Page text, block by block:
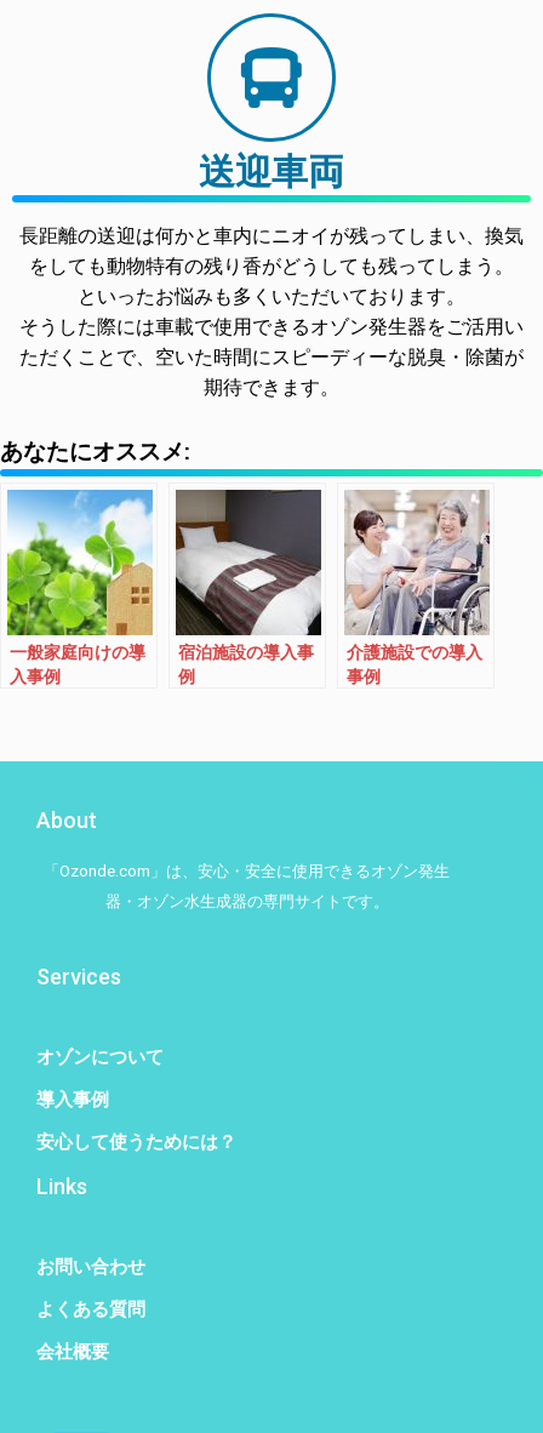
送迎車両
長距離の送迎は何かと車内にニオイが残ってしまい、換気
をしても動物特有の残り香がどうしても残ってしまう。
といったお悩みも多くいただいております。
そうした際には車載で使用できるオゾン発生器をご活用い
ただくことで、空いた時間にスピーディーな脱臭・除菌が
期待できます。
あなたにオススメ:
一般家庭向けの導
入事例
宿泊施設の導入事
例
介護施設での導入
事例
About
「Ozonde.com」は、安心・安全に使用できるオゾン発生
器・オゾン水生成器の専門サイトです。
Services
オゾンについて
導入事例
安心して使うためには？
Links
お問い合わせ
よくある質問
会社概要